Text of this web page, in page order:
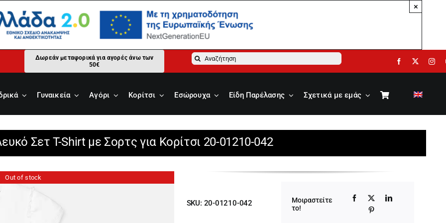
×
Δωρεάν μεταφορικά για αγορές άνω των
50€
Αναζήτηση
Γυναικεία Αγόρι Κορίτσι Εσώρουχα Είδη Παρέλασης Σχετικά με εμάς
Σετ T-Shirt με Σορτς για Κορίτσι 20-01210-042
Out of stock
SKU: 20-01210-042
Μοιραστείτε
το!